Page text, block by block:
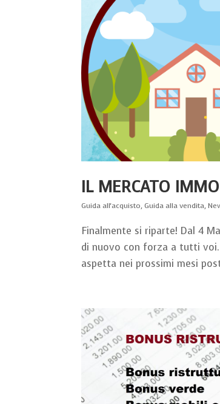
IL MERCATO
Guida all'acquisto,Guida alla vendita,
Finalmente si riparte! Dal 4
di nuovo con forza a tutti voi.
aspetta nei prossimi mesi